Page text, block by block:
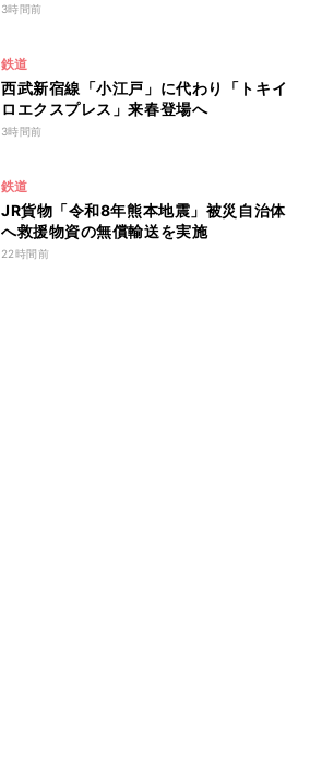
3時間前
鉄道
西武新宿線「小江戸」に代わり「トキイ
ロエクスプレス」来春登場へ
3時間前
鉄道
JR貨物「令和8年熊本地震」被災自治体
へ救援物資の無償輸送を実施
22時間前